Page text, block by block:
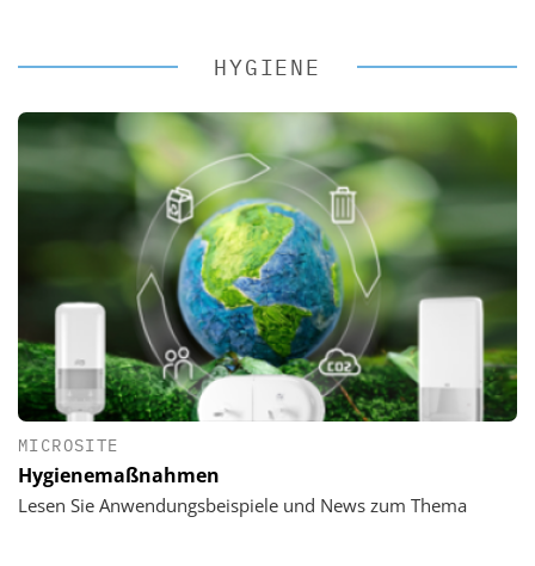
HYGIENE
MICROSITE
Hygienemaßnahmen
Lesen Sie Anwendungsbeispiele und News zum Thema